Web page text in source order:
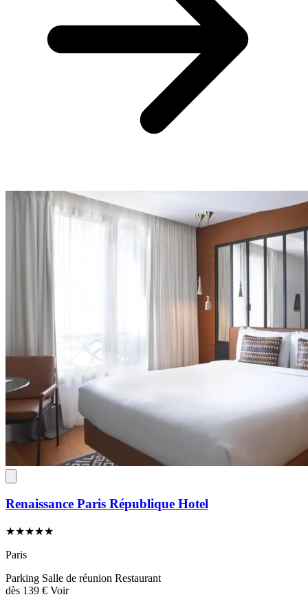
Renaissance Paris République Hotel
★★★★★
Paris
Parking Salle de réunion Restaurant
dès 139 € Voir